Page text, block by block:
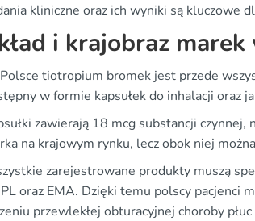
kliniczne oraz ich wyniki są kluczowe
i krajobraz
tiotropium bromek jest przede
w formie kapsułek do inhalacji oraz
zawierają 18 mcg substancji
na krajowym rynku, lecz obok niej
zarejestrowane produkty muszą
oraz EMA. Dzięki temu polscy pacjenci
przewlekłej obturacyjnej choroby